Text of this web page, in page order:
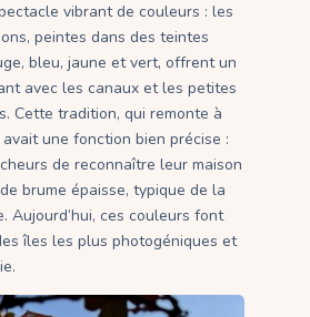
vibrant de couleurs : les
peintes dans des teintes
bleu, jaune et vert, offrent un
avec les canaux et les petites
Cette tradition, qui remonte à
une fonction bien précise :
de reconnaître leur maison
brume épaisse, typique de la
Aujourd’hui, ces couleurs font
îles les plus photogéniques et